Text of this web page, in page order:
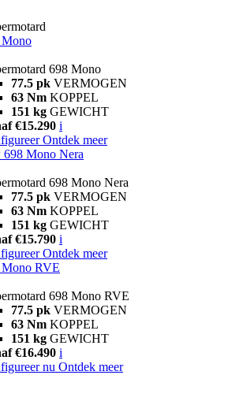
698 Mono
77.5 pk VERMOGEN
63 Nm KOPPEL
151 kg GEWICHT
€15.290 i
Ontdek meer
698 Mono Nera
698 Mono Nera
77.5 pk VERMOGEN
63 Nm KOPPEL
151 kg GEWICHT
€15.790 i
Ontdek meer
RVE
698 Mono RVE
77.5 pk VERMOGEN
63 Nm KOPPEL
151 kg GEWICHT
€16.490 i
nu Ontdek meer